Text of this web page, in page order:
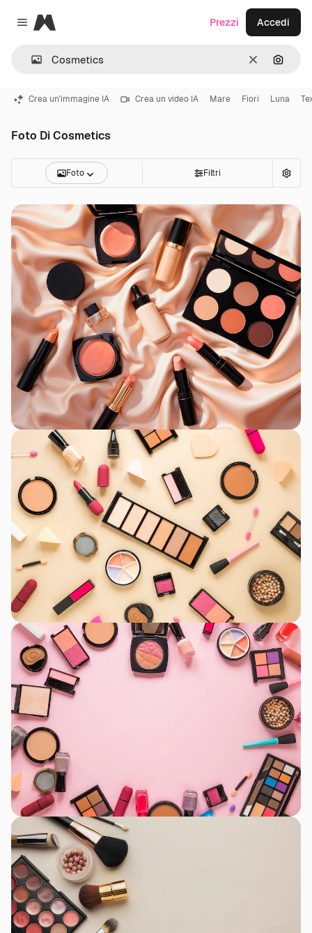
Close menu
Magnific
CancellaCerca
Prezzi Accedi
Crea un'immagine IA Crea un video IA Mare Fiori Luna
Foto Di Cosmetics
Foto Filtri